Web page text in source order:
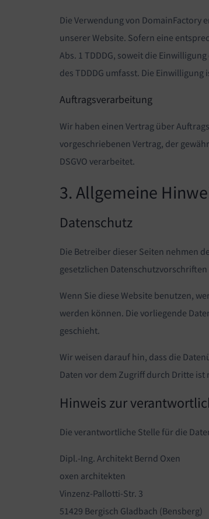
Die Verwendung von DomainFactory
unserer Website. Sofern eine
Abs. 1 TDDDG, soweit die
des TDDDG umfasst. Die
Auftragsverarbeitung
Wir haben einen Vertrag über
vorgeschriebenen Vertrag, der
DSGVO verarbeitet.
3. Allgemeine
Datenschutz
Die Betreiber dieser Seiten nehmen
gesetzlichen
Wenn Sie diese Website benutzen,
werden können. Die vorliegende
geschieht.
Wir weisen darauf hin, dass die
Daten vor dem Zugriff durch Dritte ist
Hinweis zur
Die verantwortliche Stelle für die
Dipl.-Ing. Architekt Bernd Oxen
oxen architekten
Vinzenz-Pallotti-Str. 3
51429 Bergisch Gladbach (Bensberg)